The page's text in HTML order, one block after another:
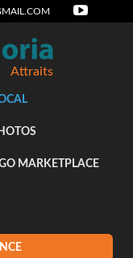
Attraits
MARKETPLACE